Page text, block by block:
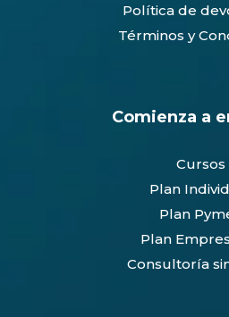
Política de
Términos y
Comienza a
Cursos
Plan
Plan
Plan
Consultoría